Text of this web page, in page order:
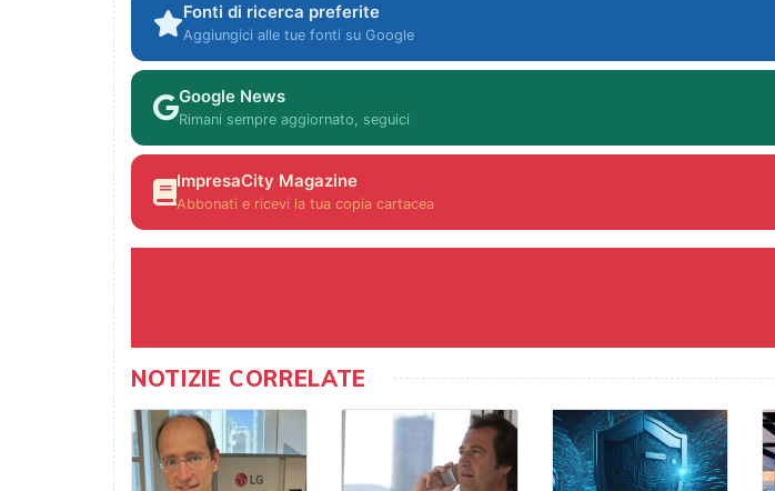
Fonti di ricerca preferite
Aggiungici alle tue fonti su Google
Google News
Rimani sempre aggiornato, seguici
ImpresaCity Magazine
Abbonati e ricevi la tua copia cartacea
NOTIZIE CORRELATE